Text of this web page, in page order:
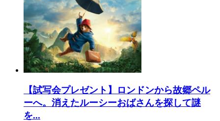
【試写会プレゼント】ロンドンから故郷ペル
ーへ。消えたルーシーおばさんを探して謎
を...